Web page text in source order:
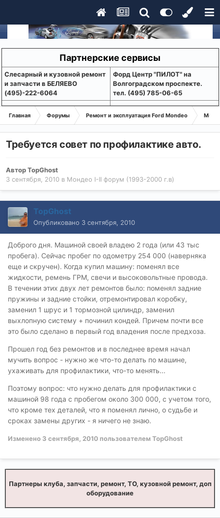
Партнерские сервисы
Слесарный и кузовной ремонт
и запчасти в БЕЛЯЕВО
(495)-222-6064
Форд Центр "ПИЛОТ" на
Волгоградском проспекте.
тел. (495) 785-06-65
Главная Форумы Ремонт и эксплуатация Ford Mondeo
Требуется совет по профилактике авто.
АвторTopGhost
3 сентября, 2010 в Мондео I-II форум (1993-2000 г.в)
TopGhost
Опубликовано 3 сентября, 2010
Доброго дня. Машиной своей владею 2 года (или 43 тыс
пробега). Сейчас пробег по одометру 254 000 (наверняка
еще и скручен). Когда купил машину: поменял все
жидкости, ремень ГРМ, свечи и высоковольтные провода.
В течении этих двух лет ремонтов было: поменял задние
пружины и задние стойки, отремонтировал коробку,
заменил 1 шрус и 1 тормозной цилиндр, заменил
выхлопную систему + починил кондей. Причем почти все
это было сделано в первый год владения после предхоза.
Прошел год без ремонтов и в последнее время начал
мучить вопрос - нужно же что-то делать по машине,
ухаживать для профилактики, что-то менять...
Поэтому вопрос: что нужно делать для профилактики с
машиной 98 года с пробегом около 300 000, с учетом того,
что кроме тех деталей, что я поменял лично, о судьбе и
сроках замены других - я ничего не знаю.
Изменено 3 сентября, 2010 пользователем TopGhost
Партнеры клуба, запчасти, ремонт, ТО, кузовной ремонт, доп
оборудование